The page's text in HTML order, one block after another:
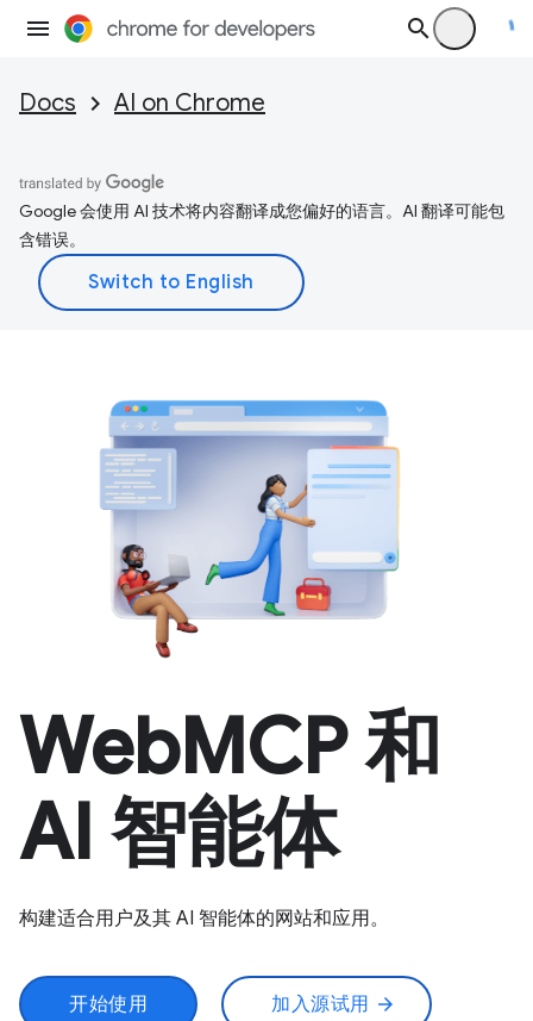
Docs AI on Chrome
Google 会使用 AI 技术将内容翻译成您偏好的语言。AI 翻译可能包
含错误。
WebMCP 和
AI 智能体
构建适合用户及其 AI 智能体的网站和应用。
开始使用 加入源试用 arrow_forward